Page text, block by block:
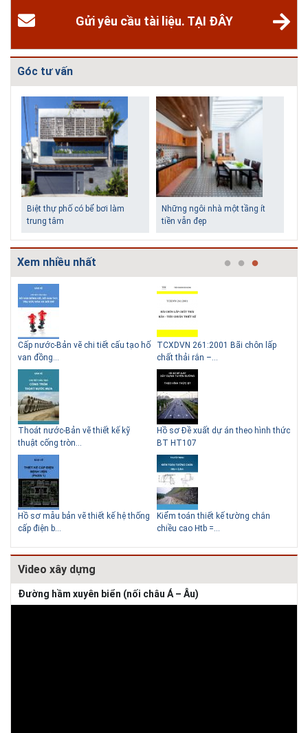
Gửi yêu cầu tài liệu. TẠI ĐÂY
Góc tư vấn
Biệt thự phố có bể bơi làm
trung tâm
Những ngôi nhà một tầng ít
tiền vẫn đẹp
Lý do nên sử dụng gạch block
để xây nhà
Thiết kế nhà siêu nhỏ độc đáo
Giải pháp xử lý thấm chân
tường
Xem nhiều nhất
Cấp nước-Bản vẽ chi tiết cấu tạo hố
van đồng...
Thoát nước-Bản vẽ thiết kế kỹ
thuật cống tròn...
Hồ sơ mẫu bản vẽ thiết kế hệ thống
cấp điện b...
TCXDVN 261:2001 Bãi chôn lấp
chất thải rắn –...
Hồ sơ Đề xuất dự án theo hình thức
BT HT107
Kiểm toán thiết kế tường chắn
chiều cao Htb =...
Video xây dựng
Đường hầm xuyên biển (nối châu Á – Âu)